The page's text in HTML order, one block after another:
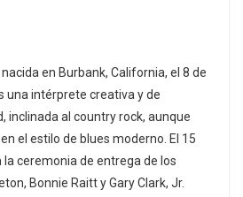
en Burbank, California, el 8 de
una intérprete creativa y de
inclinada al country rock, aunque
el estilo de blues moderno. El 15
ceremonia de entrega de los
Bonnie Raitt y Gary Clark, Jr.